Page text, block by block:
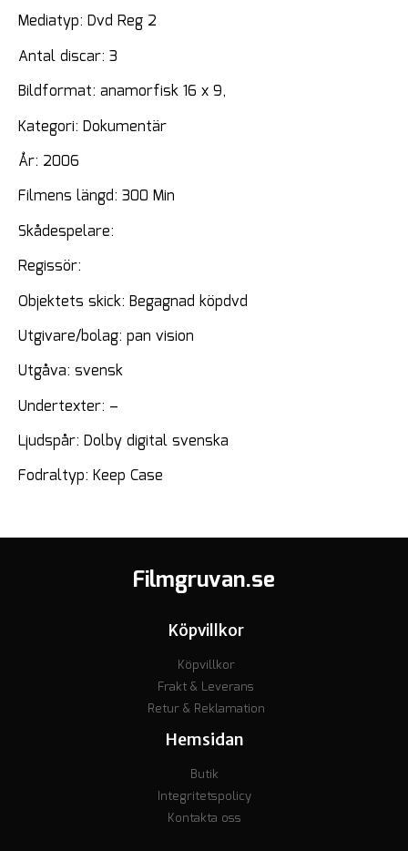
Mediatyp: Dvd Reg 2
Antal discar: 3
Bildformat: anamorfisk 16 x 9,
Kategori: Dokumentär
År: 2006
Filmens längd: 300 Min
Skådespelare:
Regissör:
Objektets skick: Begagnad köpdvd
Utgivare/bolag: pan vision
Utgåva: svensk
Undertexter: –
Ljudspår: Dolby digital svenska
Fodraltyp: Keep Case
Filmgruvan.se
Köpvillkor
Köpvillkor
Frakt & Leverans
Retur & Reklamation
Hemsidan
Butik
Integritetspolicy
Kontakta oss